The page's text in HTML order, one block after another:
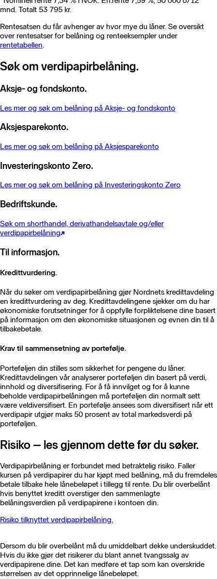
mnd. Totalt 53 795 kr.
Rentesatsen du får avhenger av hvor mye du låner. Se oversikt
over rentesatser for belåning og renteeksempler under
rentetabellen.
Søk om verdipapirbelåning.
Aksje- og fondskonto.
Les mer og søk om belåning på Aksje- og fondskonto
Aksjesparekonto.
Les mer og søk om belåning på Aksjesparekonto
Investeringskonto Zero.
Les mer og søk om belåning på Investeringskonto Zero
Bedriftskunde.
Søk om shorthandel, derivathandelsavtale og/eller
verdipapirbelåning
Til informasjon.
Kredittvurdering.
Når du søker om verdipapirbelåning gjør Nordnets kredittavdeling
en kredittvurdering av deg. Kredittavdelingene sjekker om du har
økonomiske forutsetninger for å oppfylle forpliktelsene dine basert
på informasjon om den økonomiske situasjonen og evnen din til å
tilbakebetale.
Krav til sammensetning av portefølje.
Porteføljen din stilles som sikkerhet for pengene du låner.
Kredittavdelingen vår analyserer porteføljen din basert på verdi,
innhold og diversifisering. For å få innvilget og for å kunne
beholde verdipapirbelåningen må porteføljen din normalt sett
være veldiversifisert. En portefølje ansees som diversifisert når ett
verdipapir utgjør maks 50 prosent av total markedsverdi på
porteføljen.
Risiko – les gjennom dette før du søker.
Verdipapirbelåning er forbundet med betraktelig risiko. Faller
kursen på verdipapirer du har kjøpt med belåning, må du fremdeles
betale tilbake hele lånebeløpet i tillegg til rente. Du blir overbelånt
hvis benyttet kreditt overstiger den sammenlagte
belåningsverdien på verdipapirene i kontoen din.
Risiko tilknyttet verdipapirbelåning.
Dersom du blir overbelånt må du umiddelbart dekke underskuddet.
Hvis du ikke gjør det risikerer du blant annet tvangssalg av
verdipapirene dine. Det kan medføre et tap som kan overskride
størrelsen av det opprinnelige lånebeløpet.